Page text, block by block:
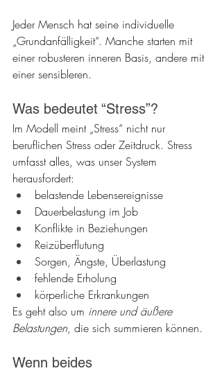
Jeder Mensch hat seine individuelle
„Grundanfälligkeit“. Manche starten mit
einer robusteren inneren Basis, andere mit
einer sensibleren.
Was bedeutet “Stress”?
Im Modell meint „Stress“ nicht nur
beruflichen Stress oder Zeitdruck. Stress
umfasst alles, was unser System
herausfordert:
belastende Lebensereignisse
Dauerbelastung im Job
Konflikte in Beziehungen
Reizüberflutung
Sorgen, Ängste, Überlastung
fehlende Erholung
körperliche Erkrankungen
Es geht also um innere und äußere
Belastungen, die sich summieren können.
Wenn beides